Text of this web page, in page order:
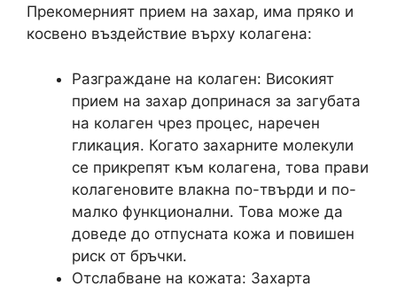
Прекомерният прием на захар, има пряко и
косвено въздействие върху колагена:
Разграждане на колаген: Високият
прием на захар допринася за загубата
на колаген чрез процес, наречен
гликация. Когато захарните молекули
се прикрепят към колагена, това прави
колагеновите влакна по-твърди и по-
малко функционални. Това може да
доведе до отпусната кожа и повишен
риск от бръчки.
Отслабване на кожата: Захарта